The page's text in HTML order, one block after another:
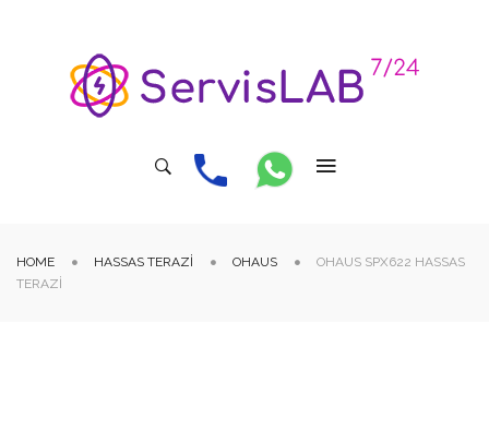
HOME HASSAS TERAZI OHAUS
OHAUS SPX622 HASSAS
TERAZI